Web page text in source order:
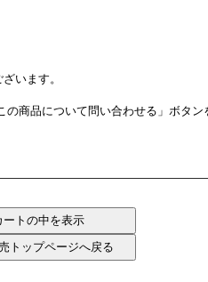
います。
商品について問い合わせる」ボタン